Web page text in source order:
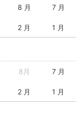
8 月 7 月
2 月 1 月
8月 7 月
2 月 1 月